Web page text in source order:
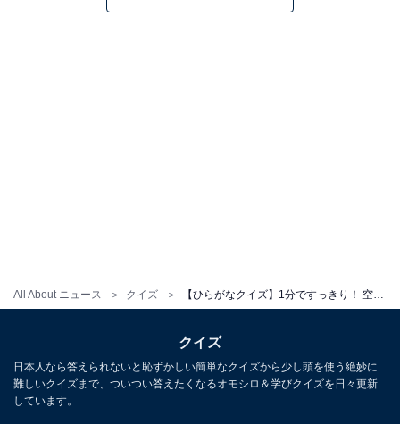
All About ニュース クイズ
クイズ
日本人なら答えられないと恥ずかしい簡単なクイズから少し頭を使う絶妙に
難しいクイズまで、ついつい答えたくなるオモシロ＆学びクイズを日々更新
しています。